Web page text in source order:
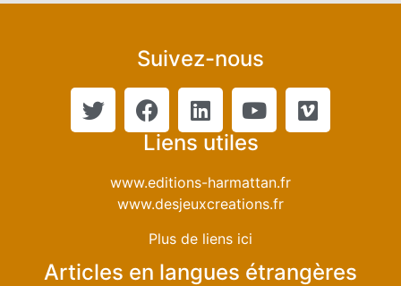
Suivez-nous
Liens utiles
www.editions-harmattan.fr
www.desjeuxcreations.fr
Plus de liens ici
Articles en langues étrangères